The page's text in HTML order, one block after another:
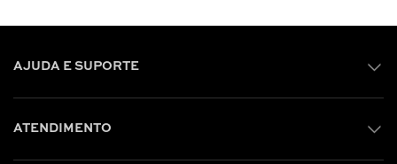
AJUDA E SUPORTE
ATENDIMENTO